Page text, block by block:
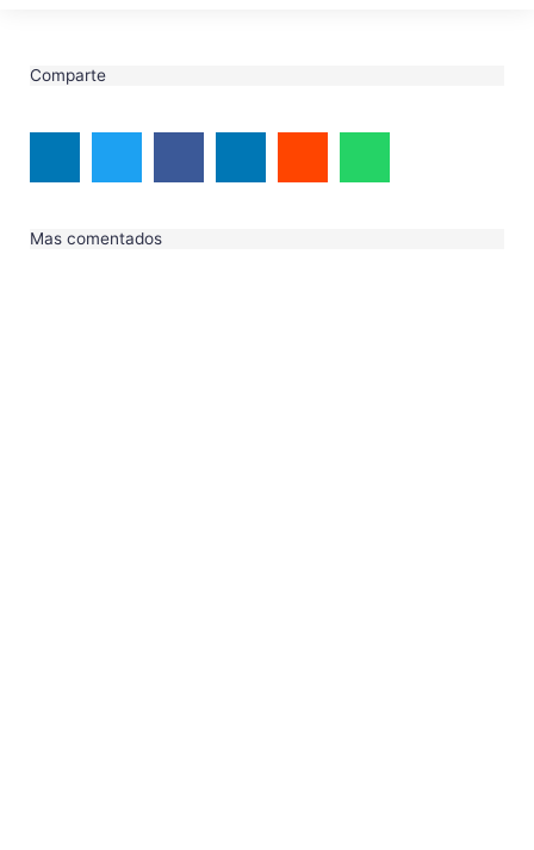
Comparte
Mas comentados